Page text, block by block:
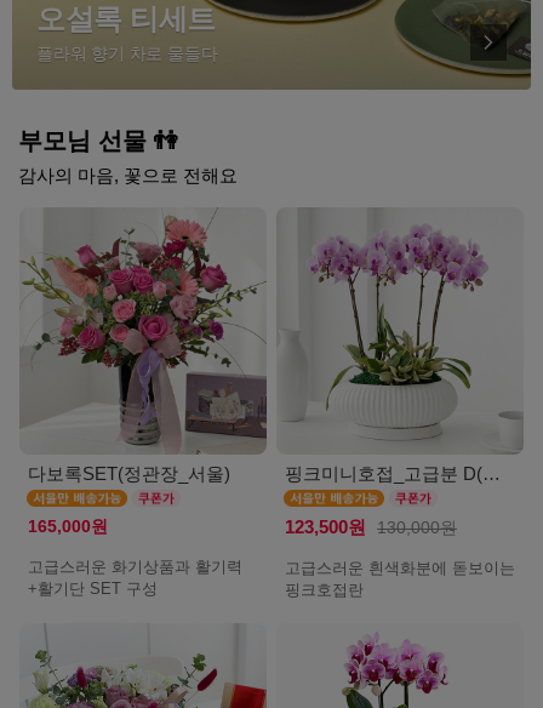
오설록 티세트
플라워 향기 차로 물들다
부모님 선물 👫
감사의 마음, 꽃으로 전해요
다보록SET(정관장_서울)
165,000원
고급스러운 화기상품과 활기력
+활기단 SET 구성
핑크미니호접_고급분 D(서울)
123,500원 130,000원
고급스러운 흰색화분에 돋보이는
핑크호접란